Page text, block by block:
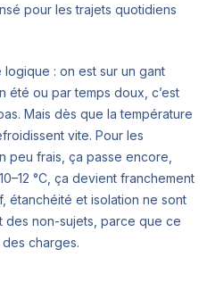
pour les trajets quotidiens
: on est sur un gant
été ou par temps doux, c’est
Mais dès que la température
vite. Pour les
peu frais, ça passe encore,
°C, ça devient franchement
étanchéité et isolation ne sont
non-sujets, parce que ce
des charges.